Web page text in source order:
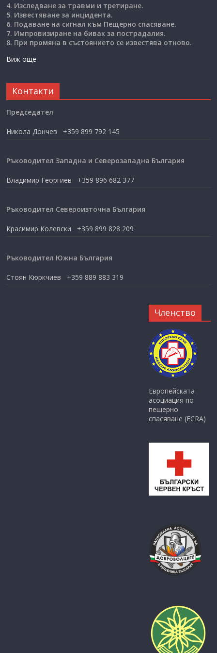
4. Изследване за травми и третиране.
5. Известяване за инцидента.
6. Подаване на сигнал към Пещерно спасяване.
7. Импровизиране на бивак за пострадалия.
8. При промяна в състоянието се известява отново.
Виж още
Контакти
Председател
Никола Дончев +359 899 792 145
Ръководител Западна и Северозападна България
Владимир Георгиев +359 896 682 377
Ръководител Североизточна България
Красимир Колевски +359 899 828 209
Ръководител Южна България
Стоян Кюркчиев +359 889 883 319
Членство
Европейската
асоциация по
пещерно
спасяване (ECRA)